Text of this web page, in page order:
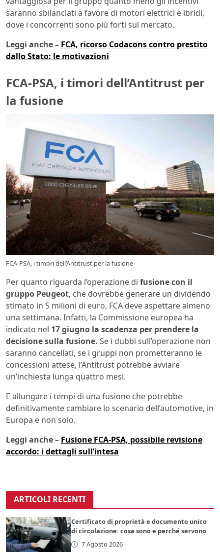
saranno sbilanciati a favore di motori elettrici e ibridi,
dove i concorrenti sono più forti sul mercato.
Leggi anche – FCA, ricorso Codacons contro prestito
dallo Stato: le motivazioni
FCA-PSA, i timori dell’Antitrust per
la fusione
FCA-PSA, i timori dell’Antitrust per la fusione
Per quanto riguarda l’operazione di fusione con il
gruppo Peugeot, che dovrebbe generare un dividendo
stimato in 5 milioni di euro, FCA deve aspettare almeno
una settimana. Infatti, la Commissione europea ha
indicato nel 17 giugno la scadenza per prendere la
decisione sulla fusione. Se i dubbi sull’operazione non
saranno cancellati, se i gruppi non prometteranno le
concessioni attese, l’Antitrust potrebbe avviare
un’inchiesta lunga quattro mesi.
E allungare i tempi di una fusione che potrebbe
definitivamente cambiare lo scenario dell’automotive, in
Europa e non solo.
Leggi anche – Fusione FCA-PSA, possibile revisione
accordo: i dettagli sull’intesa
ARTICOLI RECENTI
Certificato di proprietà e documento unico
di circolazione: cosa sono e perché servono
7 Agosto 2026